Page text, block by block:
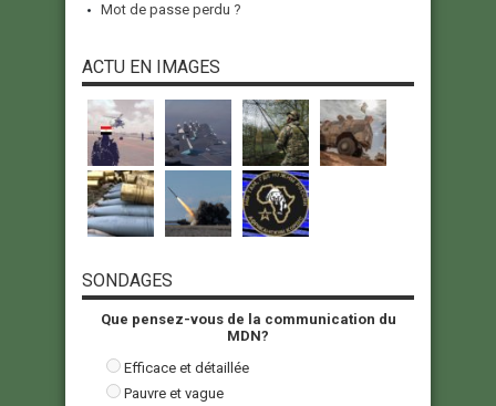
Mot de passe perdu ?
ACTU EN IMAGES
SONDAGES
Que pensez-vous de la communication du
MDN?
Efficace et détaillée
Pauvre et vague